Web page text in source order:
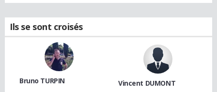
Ils se sont croisés
Bruno TURPIN Vincent DUMONT